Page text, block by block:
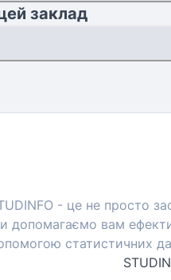
заклад
- це не просто
допомагаємо вам
статистичних